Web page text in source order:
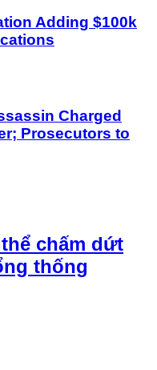
Adding $100k
Charged
Prosecutors to
chấm dứt
thống